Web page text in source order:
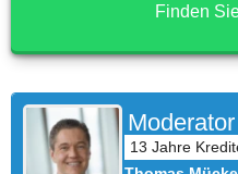
Finden
Moderator